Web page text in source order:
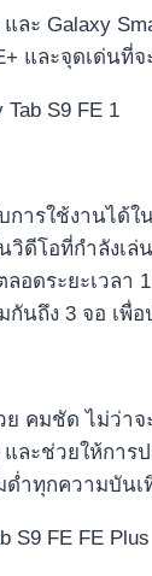
Galaxy
และจุดเด่น
การใช้งานไ
โอที่กำลังเ
อดระยะเวล
นถึง 3 จอ เพื่
คมชัด ไม่ว่
ะช่วยให้กา
ำทุกความบันเ